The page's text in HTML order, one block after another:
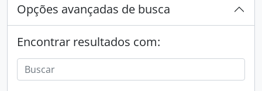
Opções avançadas de busca
Encontrar resultados com: